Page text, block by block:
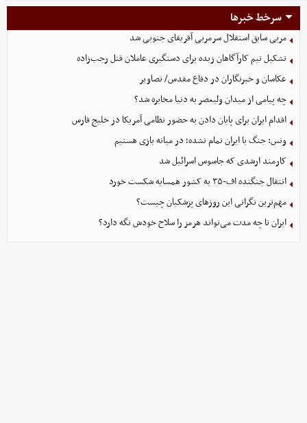
سرخط خبرها
مربی سابق استقلال سرمربی آفریقای جنوبی شد
تشکیل تیم کارآگاهان زبده برای دستگیری عاملان قتل رجب‌زاده
عکاسان و خبرنگاران در دفاع مقدس/ تصاویر
چه پیامی از میدان ولیعصر به دنیا مخابره شد؟
اقدام ایران برای پایان دادن به حضور نظامی آمریکا در خلیج فارس
ونس: جنگ با ایران تمام نشده؛ در میانه بازی هستیم
کارمند ارشدی که جاسوس اسرائیل شد
انتقال جنگنده اف-۳۵ به کشور همسایه شکست خورد
مهم‌ترین نگرانی‌ این روزهای پزشکیان چیست؟
ایران تا چه مدت می‌تواند هرمز را سلاح خودش نگه دارد؟